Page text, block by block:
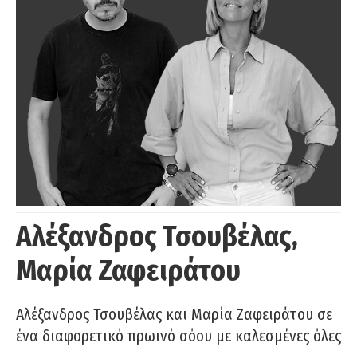
Αλέξανδρος Τσουβέλας,
Μαρία Ζαφειράτου
Αλέξανδρος Τσουβέλας και Μαρία Ζαφειράτου σε
ένα διαφορετικό πρωινό σόου με καλεσμένες όλες